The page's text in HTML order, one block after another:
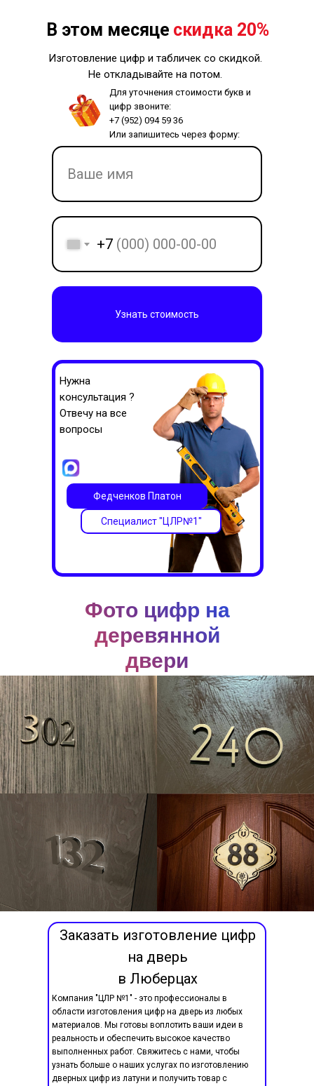
Нужна
консультация ?
Отвечу на все
вопросы
Специалист "ЦЛР№1"
Федченков Платон
В этом месяце скидка 20%
Изготовление цифр и табличек со скидкой.
Не откладывайте на потом.
Для уточнения стоимости букв и
цифр звоните:
+7 (952) 094 59 36
Или запишитесь через форму:
+7
Узнать стоимость
Фото цифр на
деревянной
двери
Компания "ЦЛР №1" - это профессионалы в
области изготовления цифр на дверь из любых
материалов. Мы готовы воплотить ваши идеи в
реальность и обеспечить высокое качество
выполненных работ. Свяжитесь с нами, чтобы
узнать больше о наших услугах по изготовлению
дверных цифр из латуни и получить товар с
Заказать изготовление цифр
на дверь
в Люберцах